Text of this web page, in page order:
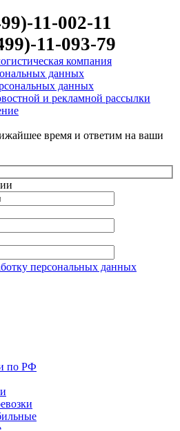
11-002-11
11-093-79
компания
данных
данных
и рекламной рассылки
время и ответим на ваши
персональных данных
по РФ